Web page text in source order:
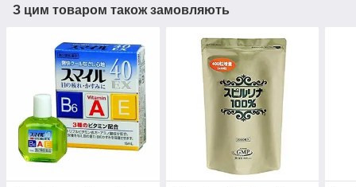
З цим товаром також замовляють